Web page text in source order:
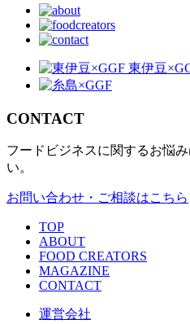
CONTACT
フードビジネスに関するお悩
い。
お問い合わせ・ご相談はこちら
TOP
ABOUT
FOOD CREATORS
MAGAZINE
CONTACT
運営会社